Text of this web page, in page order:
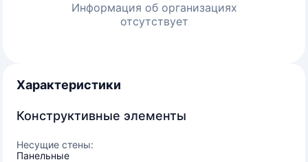
Информация об организациях
отсутствует
Характеристики
Конструктивные элементы
Несущие стены:
Панельные